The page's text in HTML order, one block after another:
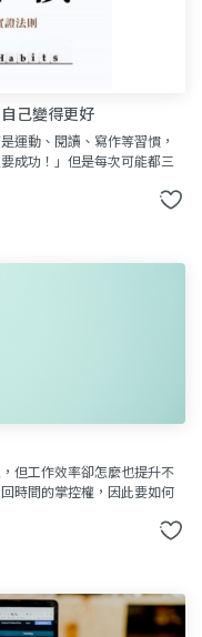
己變得更好
運動、閱讀、寫作等習慣，
成功！」但是每次可能都三
《原子習慣》點醒了我
但工作效率卻怎麼也提升不
時間的掌控權，因此要如何
題之前，首先講一下這